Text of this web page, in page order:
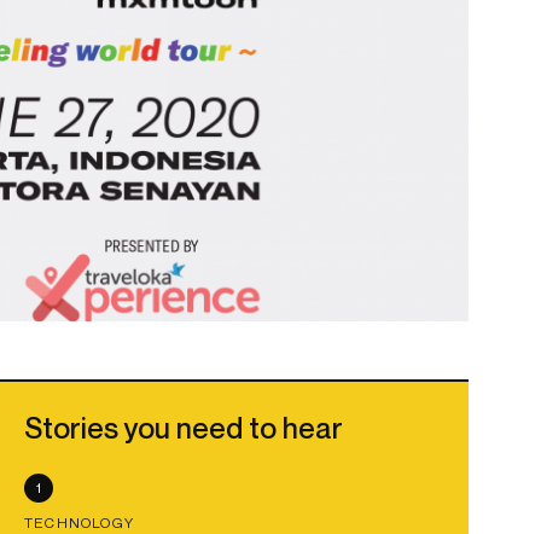
Stories you need to hear
1
TECHNOLOGY